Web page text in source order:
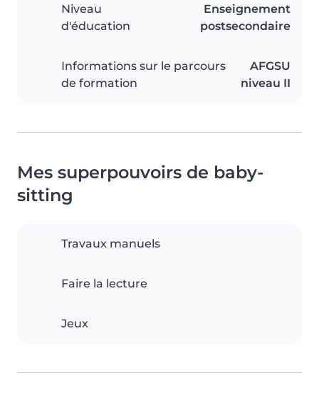
Niveau
d'éducation
Enseignement
postsecondaire
Informations sur le parcours
de formation
AFGSU
niveau II
Mes superpouvoirs de baby-
sitting
Travaux manuels
Faire la lecture
Jeux